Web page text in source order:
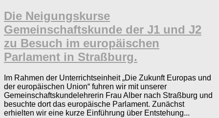
Die Neigungskurse
Gemeinschaftskunde der J1 und J2
zu Besuch im europäischen
Parlament in Straßburg.
Im Rahmen der Unterrichtseinheit „Die Zukunft Europas und
der europäischen Union“ fuhren wir mit unserer
Gemeinschaftskundelehrerin Frau Alber nach Straßburg und
besuchte dort das europäische Parlament. Zunächst
erhielten wir eine kurze Einführung über Entstehung...